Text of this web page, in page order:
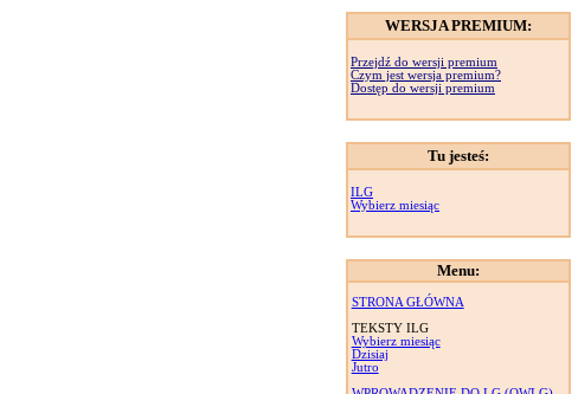
WERSJA PREMIUM:
Przejdź do wersji premium
Czym jest wersja premium?
Dostęp do wersji premium
Tu jesteś:
ILG
Wybierz miesiąc
Menu:
STRONA GŁÓWNA
TEKSTY ILG
Wybierz miesiąc
Dzisiaj
Jutro